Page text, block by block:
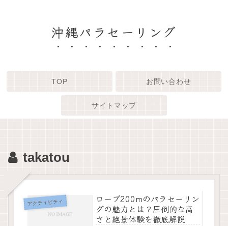
沖縄パラセーリング
TOP お問い合わせ
サイトマップ
takatou
アクティビティ
ロープ200mのパラセーリン
グの魅力とは？圧倒的な高
さと絶景体験を徹底解説